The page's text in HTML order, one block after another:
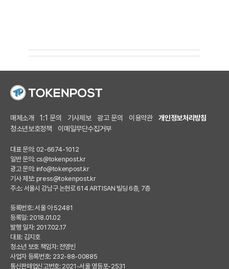
매체소개 1:1 문의 기사제보 광고 문의 이용약관
개인정보처리방침
청소년보호정책
이메일무단수집거부
대표 문의: 02-6674-1012
일반 문의: cs@tokenpost.kr
광고 문의: info@tokenpost.kr
기사 제보: press@tokenpost.kr
주소: 서울시 강남구 논현로 614 ARTISAN 빌딩 6층, 7층
등록번호: 서울 아 52481
등록일: 2018.01.02
발행 일자: 2017.02.17
대표: 김지호
청소년 보호 책임자: 전영빈
사업자 등록번호: 232-88-00885
통신판매업신고번호: 2021-서울 영등포-2531